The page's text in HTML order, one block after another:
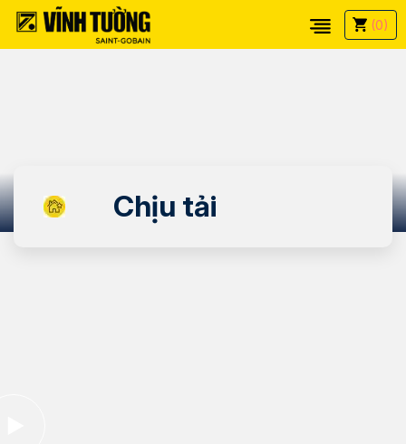
(0)
Chịu tải